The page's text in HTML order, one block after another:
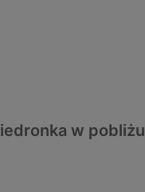
w pobliżu